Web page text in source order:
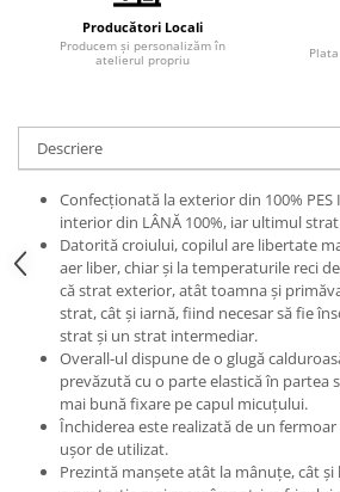
Producători Locali
Producem și personalizăm în
atelierul propriu
Descriere
Confecționată laexteriordin 100% PES
interior din LÂNĂ 100%, iar ultimulstrat
Datorită croiului, copilul are libertate
aer liber, chiar și latemperaturile reci
căstratexterior, atâttoamnași
strat, cât și iarnă,fiind necesarsă fie
strat și un strat intermediar.
Overall-ul dispune de o glugă
prevăzută cu o parteelastică în partea
mai bună fixare pe capul micuțului.
Închiderea este realizată de un
ușor de utilizat.
Prezintă manșete atât la mânuțe, cât și